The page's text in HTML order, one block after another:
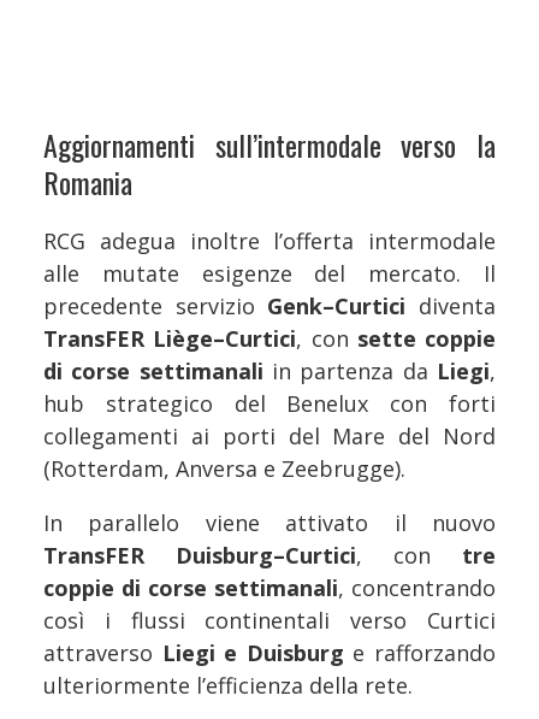
Aggiornamenti sull’intermodale verso la
Romania
RCG adegua inoltre l’offerta intermodale
alle mutate esigenze del mercato. Il
precedente servizio Genk–Curtici diventa
TransFER Liège–Curtici, con sette coppie
di corse settimanali in partenza da Liegi,
hub strategico del Benelux con forti
collegamenti ai porti del Mare del Nord
(Rotterdam, Anversa e Zeebrugge).
In parallelo viene attivato il nuovo
TransFER Duisburg–Curtici, con tre
coppie di corse settimanali, concentrando
così i flussi continentali verso Curtici
attraverso Liegi e Duisburg e rafforzando
ulteriormente l’efficienza della rete.